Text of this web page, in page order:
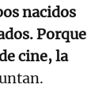
nacidos
Porque
cine, la